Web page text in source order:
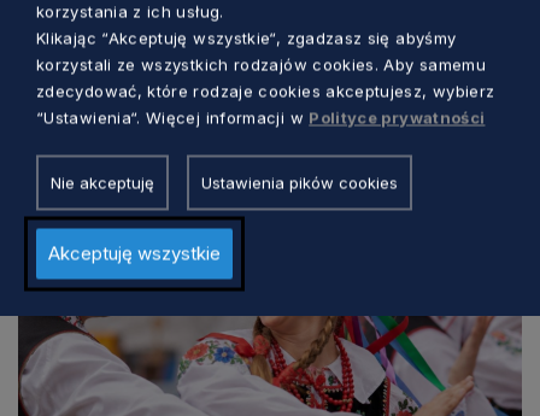
Trzy dni kina, rozmów i spotkań nad
morzem. Wyjątkowy festiwal w Jastarni
Marcin Szumny 20 godzin temu
korzystania z ich usług.
Klikając “Akceptuję wszystkie“, zgadzasz się abyśmy
korzystali ze wszystkich rodzajów cookies. Aby samemu
zdecydować, które rodzaje cookies akceptujesz, wybierz
“Ustawienia“. Więcej informacji w Polityce prywatności
Nie akceptuję Ustawienia pików cookies
Akceptuję wszystkie